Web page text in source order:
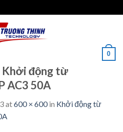
0
Khởi động từ
AC3 50A
at600 × 600in Khởi động từ